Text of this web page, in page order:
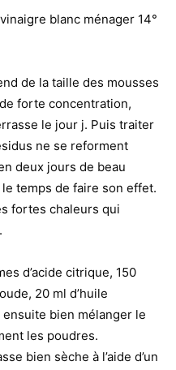
blanc ménager 14°
de la taille des mousses
forte concentration,
le jour j. Puis traiter
ne se reforment
deux jours de beau
temps de faire son effet.
fortes chaleurs qui
d’acide citrique, 150
20 ml d’huile
bien mélanger le
les poudres.
bien sèche à l’aide d’un